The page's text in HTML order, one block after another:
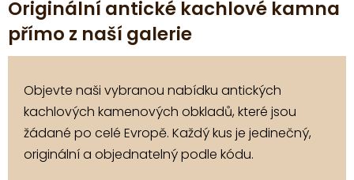
Originální antické kachlové kamna
přímo z naší galerie
Objevte naši vybranou nabídku antických
kachlových kamenových obkladů, které jsou
žádané po celé Evropě. Každý kus je jedinečný,
originální a objednatelný podle kódu.